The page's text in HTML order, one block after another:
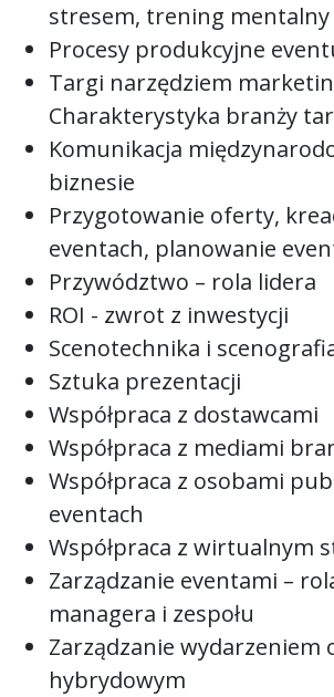
stresem, trening mentalny
Procesy produkcyjne
Targi narzędziem
Charakterystyka branży
Komunikacja
biznesie
Przygotowanie oferty,
eventach, planowanie
Przywództwo – rola lidera
ROI - zwrot z inwestycji
Scenotechnika i
Sztuka prezentacji
Współpraca z dostawcami
Współpraca z mediami
Współpraca z osobami
eventach
Współpraca z wirtualnym
Zarządzanie eventami –
managera i zespołu
Zarządzanie wydarzeniem
hybrydowym